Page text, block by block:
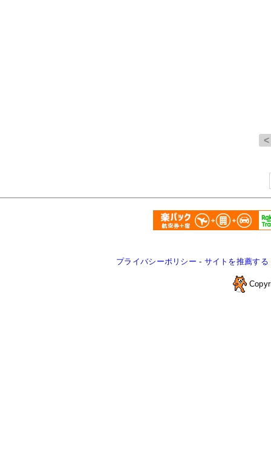
プライバシーポリシー - サイトを推薦する